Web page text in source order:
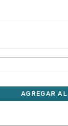
AGREGAR